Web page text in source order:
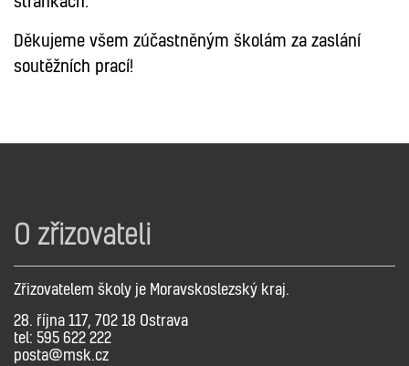
Děkujeme všem zúčastněným školám za zaslání
soutěžních prací!
O zřizovateli
Zřizovatelem školy je Moravskoslezský kraj.
28. října 117, 702 18 Ostrava
tel: 595 622 222
posta@msk.cz